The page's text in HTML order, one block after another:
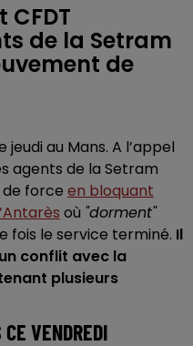
CFDT
de la Setram
de
au Mans. A l’appel
agents de la Setram
force en bloquant
où "dorment"
fois le service terminé. Il
conflit avec la
plusieurs
VENDREDI